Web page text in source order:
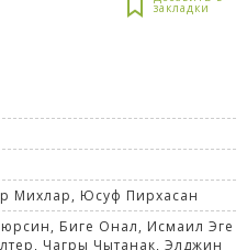
Михлар, Юсуф Пирхасан
Биге Онал, Исмаил Эге
Чагры Чытанак, Элджин